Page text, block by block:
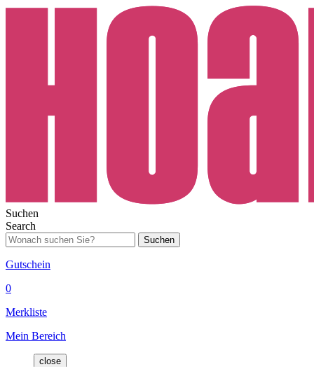
Suchen
Search
Suchen
Gutschein
0
Merkliste
Mein Bereich
close